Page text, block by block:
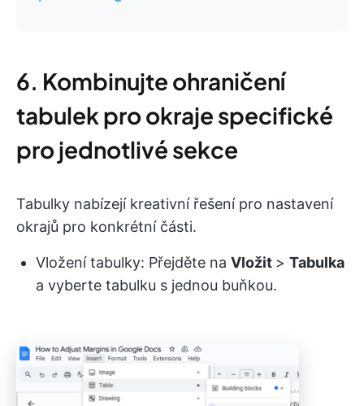
6. Kombinujte ohraničení
tabulek pro okraje specifické
pro jednotlivé sekce
Tabulky nabízejí kreativní řešení pro nastavení
okrajů pro konkrétní části.
Vložení tabulky: Přejděte na Vložit > Tabulka
a vyberte tabulku s jednou buňkou.